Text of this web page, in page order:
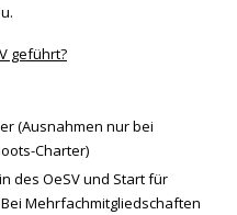
geführt?
(Ausnahmen nur bei
Charter)
des OeSV und Start für
Mehrfachmitgliedschaften